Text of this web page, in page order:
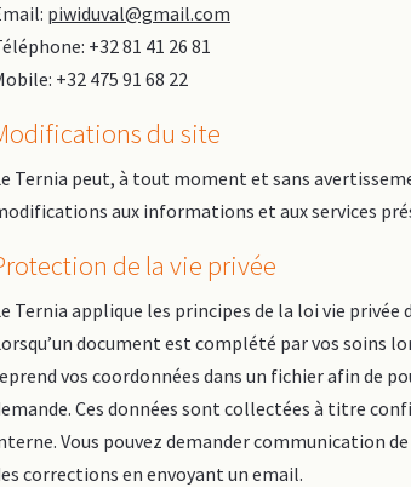
piwiduval@gmail.com
+32 81 41 26 81
+32 475 91 68 22
du site
Ternia peut, à tout moment et sans
aux informations et aux services
de la vie privée
Ternia applique les principes de la loi vie privée
document est complété par vos soins
vos coordonnées dans un fichier afin de
Ces données sont collectées à titre
Vous pouvez demander communication
corrections en envoyant un email.